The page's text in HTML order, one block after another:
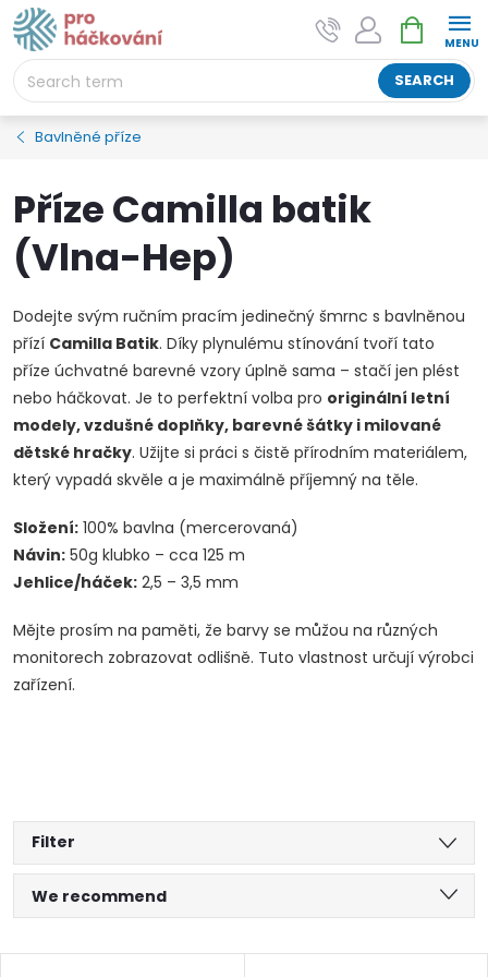
Skip
to
content
SEARCH
CART
Bavlněné příze
Příze Camilla batik
(Vlna-Hep)
Dodejte svým ručním pracím jedinečný šmrnc s bavlněnou
přízí Camilla Batik. Díky plynulému stínování tvoří tato
příze úchvatné barevné vzory úplně sama – stačí jen plést
nebo háčkovat. Je to perfektní volba pro originální letní
modely, vzdušné doplňky, barevné šátky i milované
dětské hračky. Užijte si práci s čistě přírodním materiálem,
který vypadá skvěle a je maximálně příjemný na těle.
Složení: 100% bavlna (mercerovaná)
Návin: 50g klubko – cca 125 m
Jehlice/háček: 2,5 – 3,5 mm
Mějte prosím na paměti, že barvy se můžou na různých
monitorech zobrazovat odlišně. Tuto vlastnost určují výrobci
zařízení.
Filter
P
r
We recommend
AI asistent "pani Klubíčková" –
ProHackovani.cz
Jsme e-shop s více než osmiletou tradicí a máme pro
vás připraveno více než 25 tisíc produktů. Vše skladem,
připravené k odeslání.